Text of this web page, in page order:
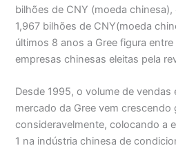
bilhões de CNY (moeda
1,967 bilhões de CNY(moeda
últimos 8 anos a Gree figura
empresas chinesas eleitas pela
Desde 1995, o volume de vendas
mercado da Gree vem crescendo
consideravelmente, colocando a
1 na indústria chinesa de